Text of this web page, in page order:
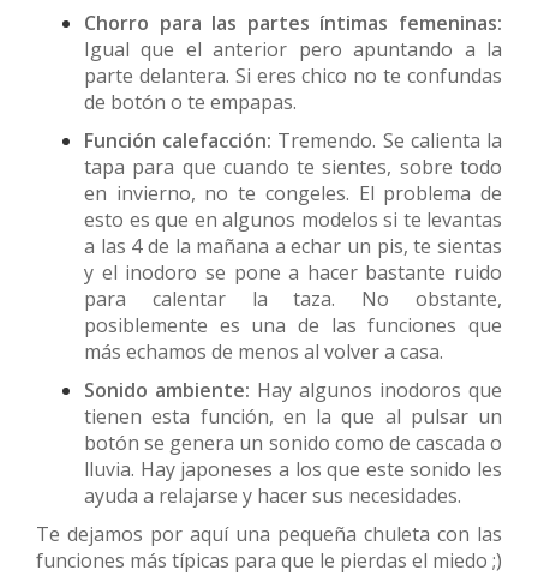
Chorro para las partes íntimas femeninas:
Igual que el anterior pero apuntando a la
parte delantera. Si eres chico no te confundas
de botón o te empapas.
Función calefacción: Tremendo. Se calienta la
tapa para que cuando te sientes, sobre todo
en invierno, no te congeles. El problema de
esto es que en algunos modelos si te levantas
a las 4 de la mañana a echar un pis, te sientas
y el inodoro se pone a hacer bastante ruido
para calentar la taza. No obstante,
posiblemente es una de las funciones que
más echamos de menos al volver a casa.
Sonido ambiente: Hay algunos inodoros que
tienen esta función, en la que al pulsar un
botón se genera un sonido como de cascada o
lluvia. Hay japoneses a los que este sonido les
ayuda a relajarse y hacer sus necesidades.
Te dejamos por aquí una pequeña chuleta con las
funciones más típicas para que le pierdas el miedo ;)